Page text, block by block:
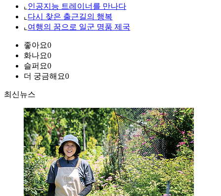
⌞ 인공지능 트레이너를 만나다
⌞ 다시 찾은 출근길의 행복
⌞ 여행의 꿈으로 일군 명품 제국
좋아요0
화나요0
슬퍼요0
더 궁금해요0
최신뉴스